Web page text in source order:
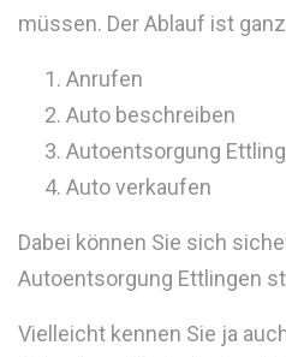
müssen. Der Ablauf ist
Anrufen
Auto beschreiben
Autoentsorgung
Auto verkaufen
Dabei können Sie sich
Autoentsorgung Ettlingen
Vielleicht kennen Sie ja